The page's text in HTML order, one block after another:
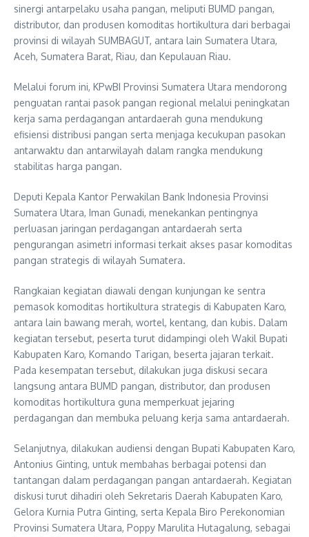
sinergi antarpelaku usaha pangan, meliputi BUMD pangan,
distributor, dan produsen komoditas hortikultura dari berbagai
provinsi di wilayah SUMBAGUT, antara lain Sumatera Utara,
Aceh, Sumatera Barat, Riau, dan Kepulauan Riau.
Melalui forum ini, KPwBI Provinsi Sumatera Utara mendorong
penguatan rantai pasok pangan regional melalui peningkatan
kerja sama perdagangan antardaerah guna mendukung
efisiensi distribusi pangan serta menjaga kecukupan pasokan
antarwaktu dan antarwilayah dalam rangka mendukung
stabilitas harga pangan.
Deputi Kepala Kantor Perwakilan Bank Indonesia Provinsi
Sumatera Utara, Iman Gunadi, menekankan pentingnya
perluasan jaringan perdagangan antardaerah serta
pengurangan asimetri informasi terkait akses pasar komoditas
pangan strategis di wilayah Sumatera.
Rangkaian kegiatan diawali dengan kunjungan ke sentra
pemasok komoditas hortikultura strategis di Kabupaten Karo,
antara lain bawang merah, wortel, kentang, dan kubis. Dalam
kegiatan tersebut, peserta turut didampingi oleh Wakil Bupati
Kabupaten Karo, Komando Tarigan, beserta jajaran terkait.
Pada kesempatan tersebut, dilakukan juga diskusi secara
langsung antara BUMD pangan, distributor, dan produsen
komoditas hortikultura guna memperkuat jejaring
perdagangan dan membuka peluang kerja sama antardaerah.
Selanjutnya, dilakukan audiensi dengan Bupati Kabupaten Karo,
Antonius Ginting, untuk membahas berbagai potensi dan
tantangan dalam perdagangan pangan antardaerah. Kegiatan
diskusi turut dihadiri oleh Sekretaris Daerah Kabupaten Karo,
Gelora Kurnia Putra Ginting, serta Kepala Biro Perekonomian
Provinsi Sumatera Utara, Poppy Marulita Hutagalung, sebagai